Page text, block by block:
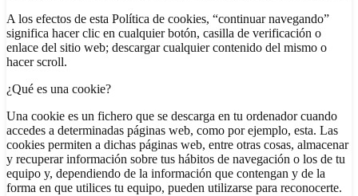
A los efectos de esta Política de cookies, “continuar navegando”
significa hacer clic en cualquier botón, casilla de verificación o
enlace del sitio web; descargar cualquier contenido del mismo o
hacer scroll.
¿Qué es una cookie?
Una cookie es un fichero que se descarga en tu ordenador cuando
accedes a determinadas páginas web, como por ejemplo, esta. Las
cookies permiten a dichas páginas web, entre otras cosas, almacenar
y recuperar información sobre tus hábitos de navegación o los de tu
equipo y, dependiendo de la información que contengan y de la
forma en que utilices tu equipo, pueden utilizarse para reconocerte.